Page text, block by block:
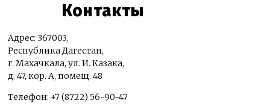
Контакты
Адрес: 367003,
Республика Дагестан,
г. Махачкала, ул. И. Казака,
д. 47, кор. А, помещ. 48
Телефон: +7 (8722) 56-90-47